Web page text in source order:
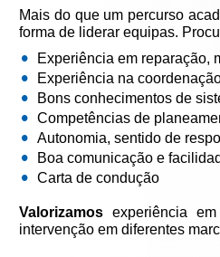
Mais do que um percurso
forma de liderar equipas.
Experiência em reparação,
Experiência na
Bons conhecimentos de
Competências de
Autonomia, sentido de
Boa comunicação e
Carta de condução
Valorizamos experiência
intervenção em diferentes